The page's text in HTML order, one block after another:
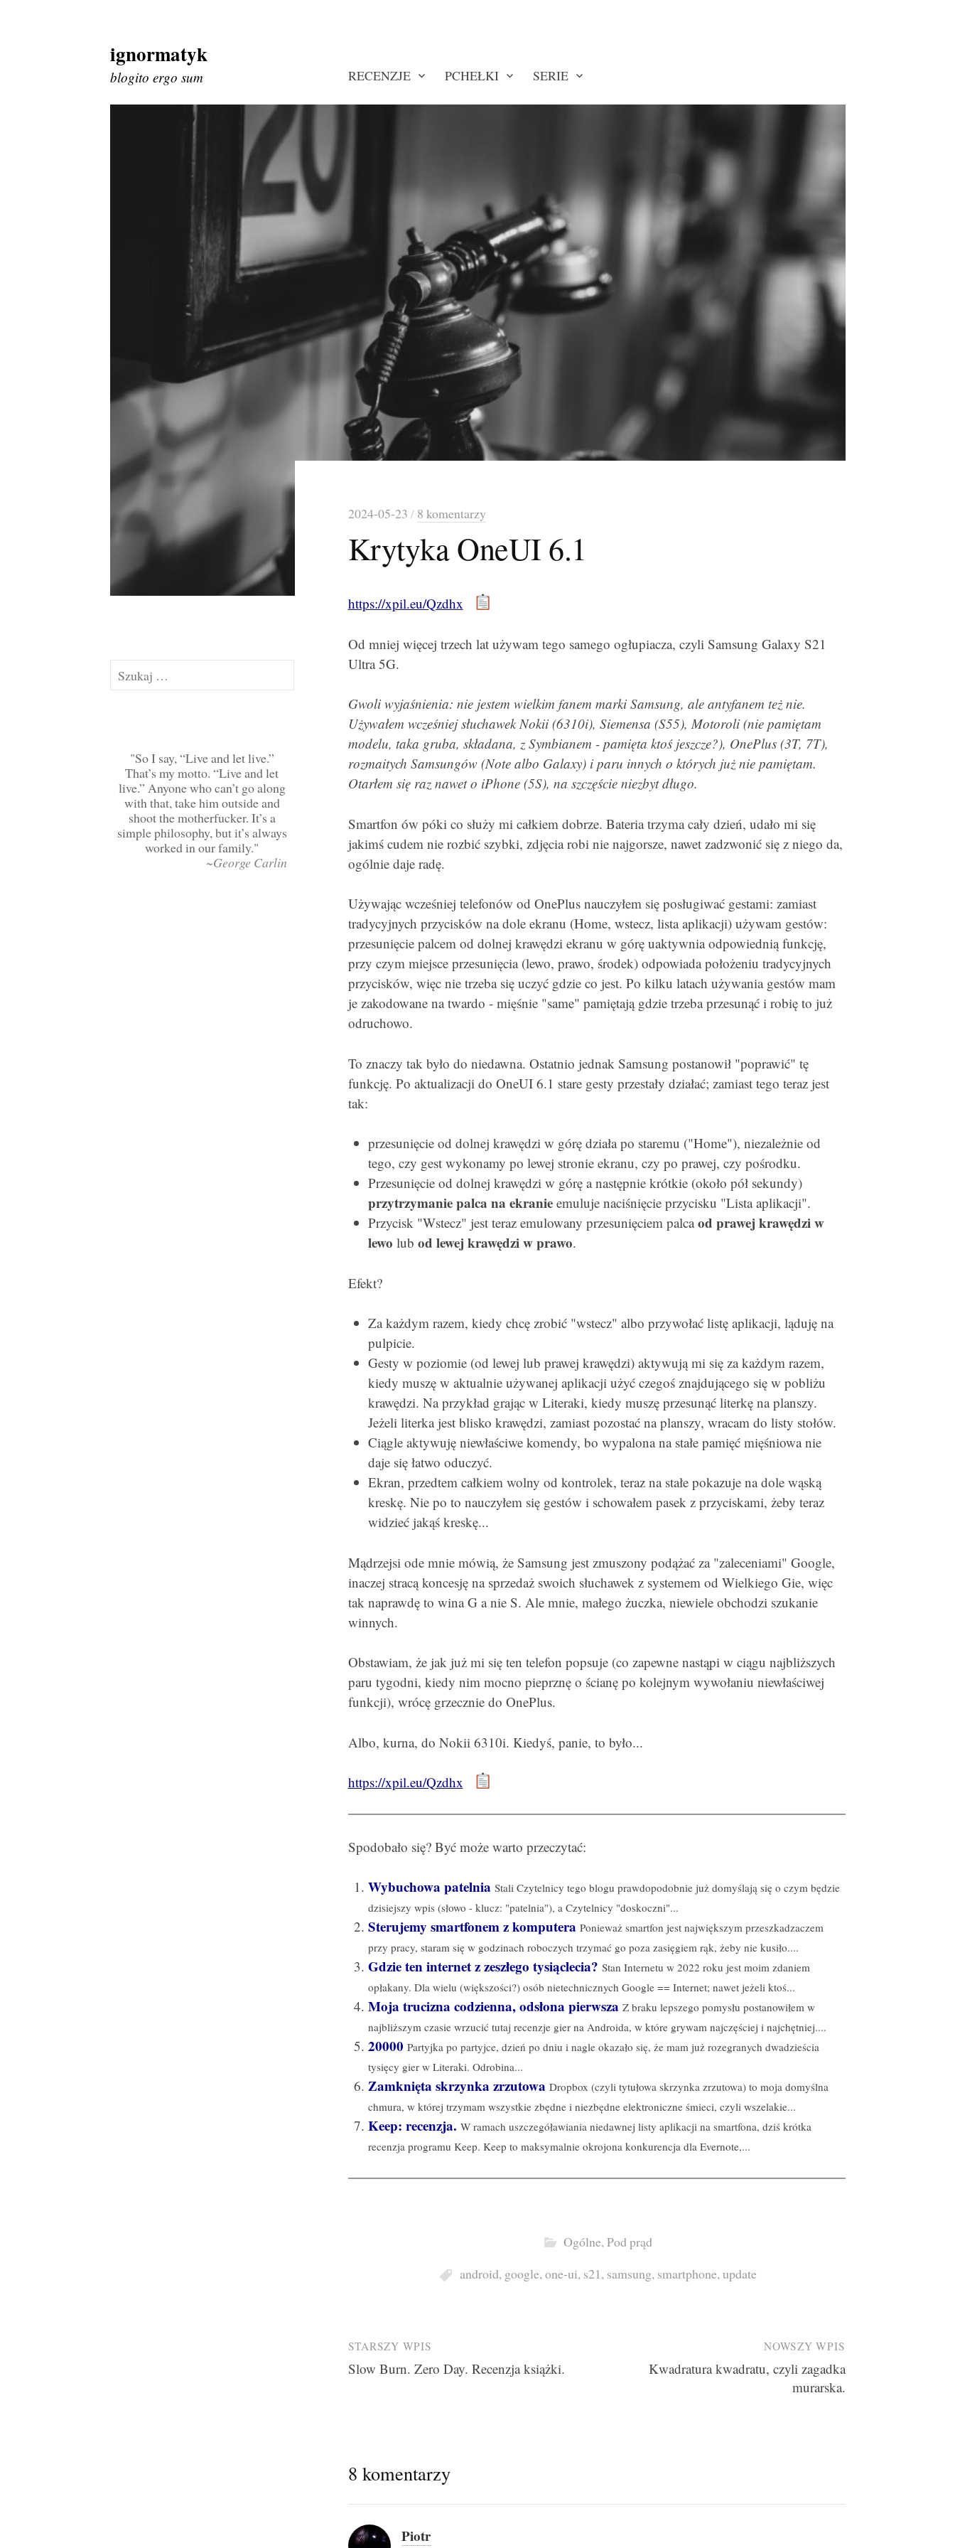
Skip
to
content
ignormatyk
blogito ergo sum RECENZJE PCHEŁKI SERIE
2024-05-23 / 8 komentarzy
Krytyka OneUI 6.1
https://xpil.eu/Qzdhx
Od mniej więcej trzech lat używam tego samego ogłupiacza, czyli Samsung Galaxy S21
Ultra 5G.
Gwoli wyjaśnienia: nie jestem wielkim fanem marki Samsung, ale antyfanem też nie.
Używałem wcześniej słuchawek Nokii (6310i), Siemensa (S55), Motoroli (nie pamiętam
modelu, taka gruba, składana, z Symbianem - pamięta ktoś jeszcze?), OnePlus (3T, 7T),
rozmaitych Samsungów (Note albo Galaxy) i paru innych o których już nie pamiętam.
Otarłem się raz nawet o iPhone (5S), na szczęście niezbyt długo.
Smartfon ów póki co służy mi całkiem dobrze. Bateria trzyma cały dzień, udało mi się
jakimś cudem nie rozbić szybki, zdjęcia robi nie najgorsze, nawet zadzwonić się z niego da,
ogólnie daje radę.
Używając wcześniej telefonów od OnePlus nauczyłem się posługiwać gestami: zamiast
tradycyjnych przycisków na dole ekranu (Home, wstecz, lista aplikacji) używam gestów:
przesunięcie palcem od dolnej krawędzi ekranu w górę uaktywnia odpowiednią funkcję,
przy czym miejsce przesunięcia (lewo, prawo, środek) odpowiada położeniu tradycyjnych
przycisków, więc nie trzeba się uczyć gdzie co jest. Po kilku latach używania gestów mam
je zakodowane na twardo - mięśnie "same" pamiętają gdzie trzeba przesunąć i robię to już
odruchowo.
To znaczy tak było do niedawna. Ostatnio jednak Samsung postanowił "poprawić" tę
funkcję. Po aktualizacji do OneUI 6.1 stare gesty przestały działać; zamiast tego teraz jest
tak:
przesunięcie od dolnej krawędzi w górę działa po staremu ("Home"), niezależnie od
tego, czy gest wykonamy po lewej stronie ekranu, czy po prawej, czy pośrodku.
Przesunięcie od dolnej krawędzi w górę a następnie krótkie (około pół sekundy)
przytrzymanie palca na ekranie emuluje naciśnięcie przycisku "Lista aplikacji".
Przycisk "Wstecz" jest teraz emulowany przesunięciem palcaod prawej krawędzi w
lewo lub od lewej krawędzi w prawo.
Efekt?
Za każdym razem, kiedy chcę zrobić "wstecz" albo przywołać listę aplikacji, ląduję na
pulpicie.
Gesty w poziomie (od lewej lub prawej krawędzi) aktywują mi się za każdym razem,
kiedy muszę w aktualnie używanej aplikacji użyć czegoś znajdującego się w pobliżu
krawędzi. Na przykład grając w Literaki, kiedy muszę przesunąć literkę na planszy.
Jeżeli literka jest blisko krawędzi, zamiast pozostać na planszy, wracam do listy stołów.
Ciągle aktywuję niewłaściwe komendy, bo wypalona na stałe pamięć mięśniowa nie
daje się łatwo oduczyć.
Ekran, przedtem całkiem wolny od kontrolek, teraz na stałe pokazuje na dole wąską
kreskę. Nie po to nauczyłem się gestów i schowałem pasek z przyciskami, żeby teraz
widzieć jakąś kreskę...
Mądrzejsi ode mnie mówią, że Samsung jest zmuszony podążać za "zaleceniami" Google,
inaczej stracą koncesję na sprzedaż swoich słuchawek z systemem od Wielkiego Gie, więc
tak naprawdę to wina G a nie S. Ale mnie, małego żuczka, niewiele obchodzi szukanie
winnych.
Obstawiam, że jak już mi się ten telefon popsuje (co zapewne nastąpi w ciągu najbliższych
paru tygodni, kiedy nim mocno pieprznę o ścianę po kolejnym wywołaniu niewłaściwej
funkcji), wrócę grzecznie do OnePlus.
Albo, kurna, do Nokii 6310i. Kiedyś, panie, to było...
https://xpil.eu/Qzdhx
Spodobało się? Być może warto przeczytać:
Wybuchowa patelnia Stali Czytelnicy tego blogu prawdopodobnie już domyślają się o czym będzie
dzisiejszy wpis (słowo - klucz: "patelnia"), a Czytelnicy "doskoczni"...
Sterujemy smartfonem z komputera Ponieważ smartfon jest największym przeszkadzaczem
przy pracy, staram się w godzinach roboczych trzymać go poza zasięgiem rąk, żeby nie kusiło....
Gdzie ten internet z zeszłego tysiąclecia? Stan Internetu w 2022 roku jest moim zdaniem
opłakany. Dla wielu (większości?) osób nietechnicznych Google == Internet; nawet jeżeli ktoś...
Moja trucizna codzienna, odsłona pierwsza Z braku lepszego pomysłu postanowiłem w
najbliższym czasie wrzucić tutaj recenzje gier na Androida, w które grywam najczęściej i najchętniej....
20000 Partyjka po partyjce, dzień po dniu i nagle okazało się, że mam już rozegranych dwadzieścia
tysięcy gier w Literaki. Odrobina...
Zamknięta skrzynka zrzutowa Dropbox (czyli tytułowa skrzynka zrzutowa) to moja domyślna
chmura, w której trzymam wszystkie zbędne i niezbędne elektroniczne śmieci, czyli wszelakie...
Keep: recenzja. W ramach uszczegóławiania niedawnej listy aplikacji na smartfona, dziś krótka
recenzja programu Keep. Keep to maksymalnie okrojona konkurencja dla Evernote,...
Ogólne,Pod prąd
android, google,one-ui, s21, samsung, smartphone,update
Post
STARSZY WPIS
Slow Burn. Zero Day. Recenzja książki.
NOWSZY WPIS
Kwadratura kwadratu, czyli zagadka
murarska.
8 komentarzy
Piotr
Szukaj:
So I say, “Live and let live.”
That’s my motto. “Live and let
live.” Anyone who can’t go along
with that, take him outside and
shoot the motherfucker. It’s a
simple philosophy, but it’s always
worked in our family.
~George Carlin